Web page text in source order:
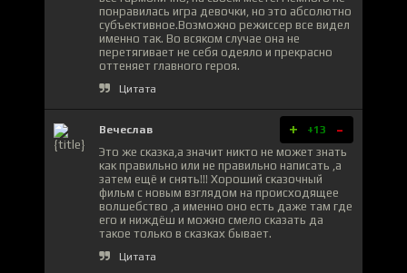
понравилась игра девочки, но это абсолютно
субъективное.Возможно режиссер все видел
именно так. Во всяком случае она не
перетягивает не себя одеяло и прекрасно
оттеняет главного героя.
Цитата
Вечеслав + +13 -
Это же сказка,а значит никто не может знать
как правильно или не правильно написать ,а
затем ещё и снять!!! Хороший сказочный
фильм с новым взглядом на происходящее
волшебство ,а именно оно есть даже там где
его и ниждёш и можно смело сказать да
такое только в сказках бывает.
Цитата